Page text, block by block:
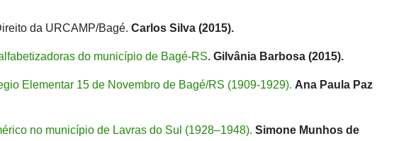
da URCAMP/Bagé. Carlos Silva (2015).
do município de Bagé-RS. Gilvânia Barbosa (2015).
Elementar 15 de Novembro de Bagé/RS (1909-1929). Ana Paula Paz
no município de Lavras do Sul (1928–1948). Simone Munhos de